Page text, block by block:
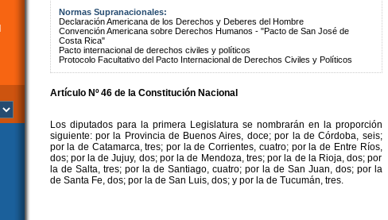
Normas Supranacionales:
Declaración Americana de los Derechos y Deberes del Hombre
Convención Americana sobre Derechos Humanos - "Pacto de San José de
Costa Rica"
Pacto internacional de derechos civiles y políticos
Protocolo Facultativo del Pacto Internacional de Derechos Civiles y Políticos
Artículo Nº 46 de la Constitución Nacional
Los diputados para la primera Legislatura se nombrarán en la proporción
siguiente: por la Provincia de Buenos Aires, doce; por la de Córdoba, seis;
por la de Catamarca, tres; por la de Corrientes, cuatro; por la de Entre Ríos,
dos; por la de Jujuy, dos; por la de Mendoza, tres; por la de la Rioja, dos; por
la de Salta, tres; por la de Santiago, cuatro; por la de San Juan, dos; por la
de Santa Fe, dos; por la de San Luis, dos; y por la de Tucumán, tres.